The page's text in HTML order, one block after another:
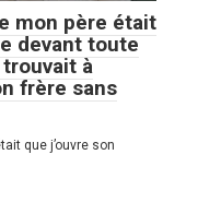
mon père était
devant toute
à
frère sans
que j’ouvre son